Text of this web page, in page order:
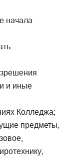
начала
и иные
Колледжа;
предметы,